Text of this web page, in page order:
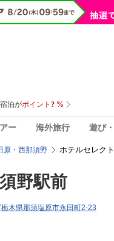
ー 海外旅行 遊び
原・西那須野 ホテルセレク
野駅前
木県那須塩原市永田町2-23